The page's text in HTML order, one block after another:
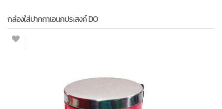
กล่องใส่ปากกาเอนกประสงค์ DO